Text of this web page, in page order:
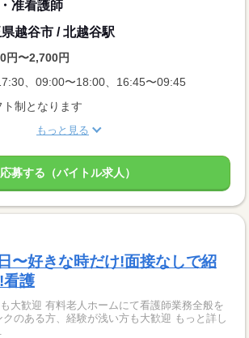
准看護師
越谷市 / 北越谷駅
円〜2,700円
、09:00〜18:00、16:45〜09:45
制となります
もっと見る
応募する（バイトル求人）
〜好きな時だけ!面接なしで紹
看護
大歓迎 有料老人ホームにて看護師業務全般を
のある方、経験が浅い方も大歓迎 もっと詳し